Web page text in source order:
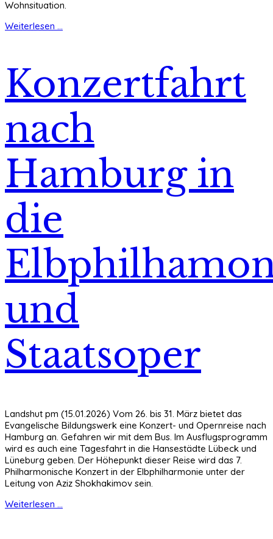
Wohnsituation.
Weiterlesen ...
Konzertfahrt
nach
Hamburg in
die
und
Staatsoper
Landshut pm (15.01.2026) Vom 26. bis 31. März bietet das
Evangelische Bildungswerk eine Konzert- und Opernreise nach
Hamburg an. Gefahren wir mit dem Bus. Im Ausflugsprogramm
wird es auch eine Tagesfahrt in die Hansestädte Lübeck und
Lüneburg geben. Der Höhepunkt dieser Reise wird das 7.
Philharmonische Konzert in der Elbphilharmonie unter der
Leitung von Aziz Shokhakimov sein.
Weiterlesen ...